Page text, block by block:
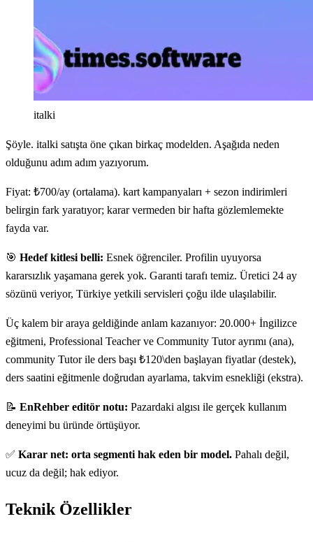
italki
Şöyle. italki satışta öne çıkan birkaç modelden. Aşağıda neden
olduğunu adım adım yazıyorum.
Fiyat: ₺700/ay (ortalama). kart kampanyaları + sezon indirimleri
belirgin fark yaratıyor; karar vermeden bir hafta gözlemlemekte
fayda var.
🎯 Hedef kitlesi belli: Esnek öğrenciler. Profilin uyuyorsa
kararsızlık yaşamana gerek yok. Garanti tarafı temiz. Üretici 24 ay
sözünü veriyor, Türkiye yetkili servisleri çoğu ilde ulaşılabilir.
Üç kalem bir araya geldiğinde anlam kazanıyor: 20.000+ İngilizce
eğitmeni, Professional Teacher ve Community Tutor ayrımı (ana),
community Tutor ile ders başı ₺120\den başlayan fiyatlar (destek),
ders saatini eğitmenle doğrudan ayarlama, takvim esnekliği (ekstra).
📝 EnRehber editör notu: Pazardaki algısı ile gerçek kullanım
deneyimi bu üründe örtüşüyor.
✅ Karar net: orta segmenti hak eden bir model. Pahalı değil,
ucuz da değil; hak ediyor.
Teknik Özellikler